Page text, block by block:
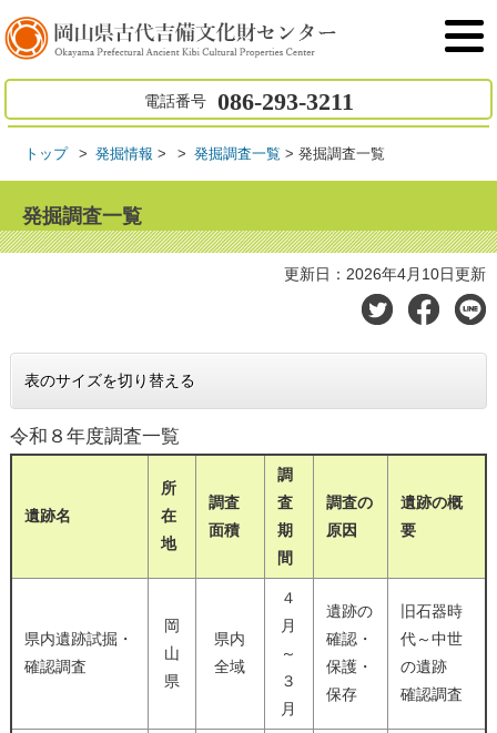
電話番号 086-293-3211
トップ 発掘情報 > 発掘調査一覧 > 発掘調査一覧
発掘調査一覧
更新日：2026年4月10日更新
表のサイズを切り替える
令和８年度調査一覧
遺跡名
所
在
地
調査
面積
調
査
期
間
調査の
原因
遺跡の概
要
県内遺跡試掘・
確認調査
岡
山
県
県内
全域
４
月
～
３
月
遺跡の
確認・
保護・
保存
旧石器時
代～中世
の遺跡
確認調査